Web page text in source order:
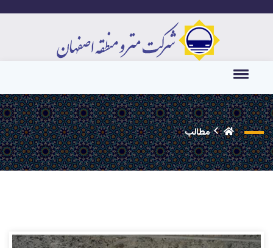
مطالب